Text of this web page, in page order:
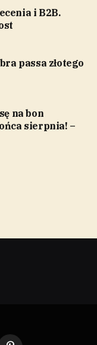
i B2B.
passa złotego
na bon
sierpnia! –